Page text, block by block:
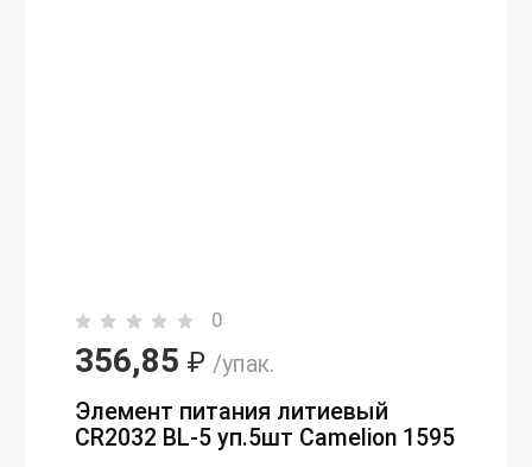
0
356,85 ₽ /упак.
Элемент питания литиевый
CR2032 BL-5 уп.5шт Camelion 1595